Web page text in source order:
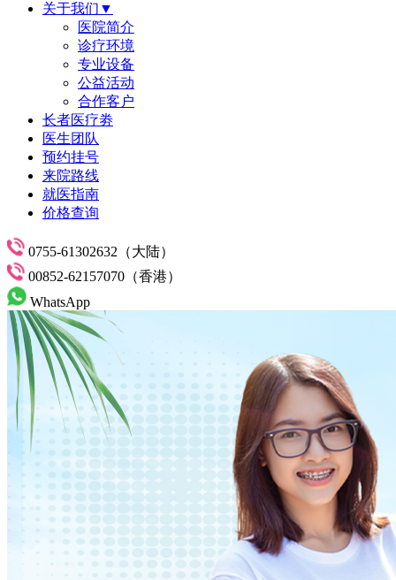
关于我们▼
医院简介
诊疗环境
专业设备
公益活动
合作客户
长者医疗劵
医生团队
预约挂号
来院路线
就医指南
价格查询
0755-61302632（大陆）
00852-62157070（香港）
WhatsApp